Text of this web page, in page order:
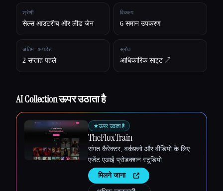
श्रेणी
सेल्स आउटरीच और लीड जेन
विकल्प
6 समान उपकरण
अंतिम अपडेट
2 सप्ताह पहले
स्रोत
आधिकारिक साइट ↗︎
AI Collection ऊपर उठाता है
★ऊपर उठाता है
TheFluxTrain
संगत कैरेक्टर, वर्कफ़्लो और वीडियो के लिए
एजेंट एआई प्रोडक्शन स्टूडियो
मिलने जाना